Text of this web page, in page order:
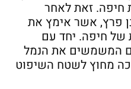
חיפה. זאת לאחר
פרץ, אשר אימץ את
של חיפה. יחד עם
ים המשמשים את הנמל
מחוץ לשטח השיפוט